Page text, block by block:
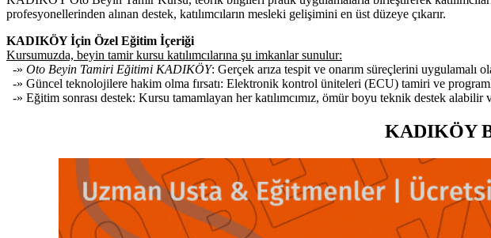
profesyonellerinden alınan destek, katılımcıların mesleki gelişimini en üst düzeye çıkarır.
KADIKÖY İçin Özel Eğitim İçeriği
Kursumuzda, beyin tamir kursu katılımcılarına şu imkanlar sunulur:
-» Oto Beyin Tamiri Eğitimi KADIKÖY: Gerçek arıza tespit ve onarım süreçlerini uygulamalı
-» Güncel teknolojilere hakim olma fırsatı: Elektronik kontrol üniteleri (ECU) tamiri ve
-» Eğitim sonrası destek: Kursu tamamlayan her katılımcımız, ömür boyu teknik destek alabilir
KADIKÖY